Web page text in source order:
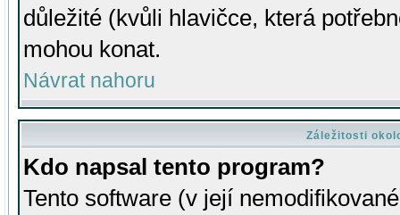
důležité (kvůli hlavičce, která
mohou konat.
Návrat nahoru
Záležitosti
Kdo napsal tento program?
Tento software (v její